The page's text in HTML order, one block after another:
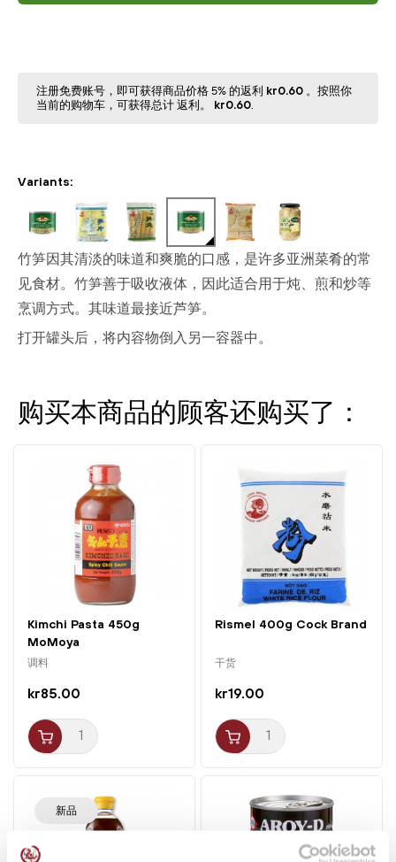
注册免费账号，即可获得商品价格 5% 的返利 kr0.60 。按照你
当前的购物⻋，可获得总计 返利。 kr0.60.
Variants:
竹笋因其清淡的味道和爽脆的口感，是许多亚洲菜肴的常
见食材。竹笋善于吸收液体，因此适合用于炖、煎和炒等
烹调方式。其味道最接近芦笋。
打开罐头后，将内容物倒入另一容器中。
购买本商品的顾客还购买了：
Kimchi Pasta 450g
MoMoya
调料
kr85.00
Rismel 400g Cock Brand
干货
kr19.00
新品